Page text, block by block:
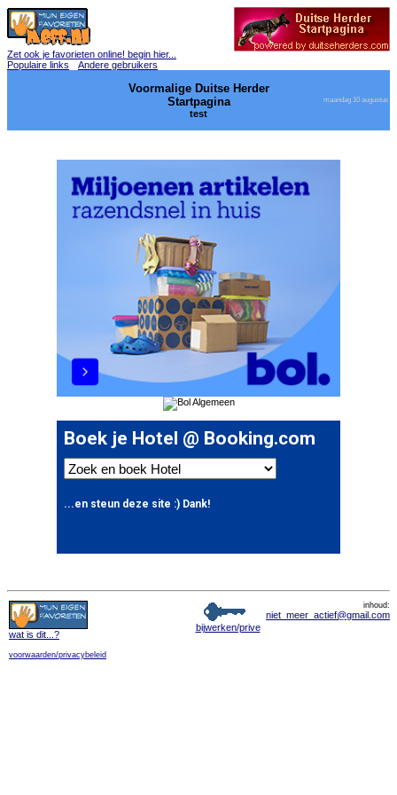
Zet ook je favorieten online! begin hier...
Populaire links
Andere gebruikers
Voormalige Duitse Herder
Startpagina
test
maandag 10 augustus
wat is dit ...?
voorwaarden/privacybeleid
bijwerken/prive
inhoud:
niet_meer_actief@gmail.com